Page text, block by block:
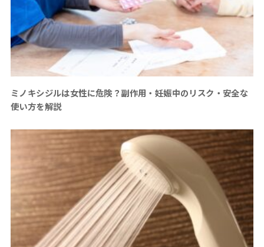
ミノキシジルは女性に危険？副作用・妊娠中のリスク・安全な
使い方を解説